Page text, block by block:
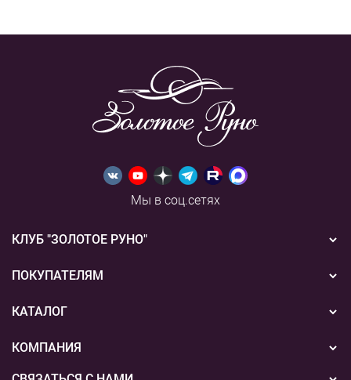
Мы в соц.сетях
КЛУБ "ЗОЛОТОЕ РУНО"
Новости
Акции
ПОКУПАТЕЛЯМ
Бонусная система
Подарочные сертификаты
Способы оплаты
КАТАЛОГ
Вышивка
КОМПАНИЯ